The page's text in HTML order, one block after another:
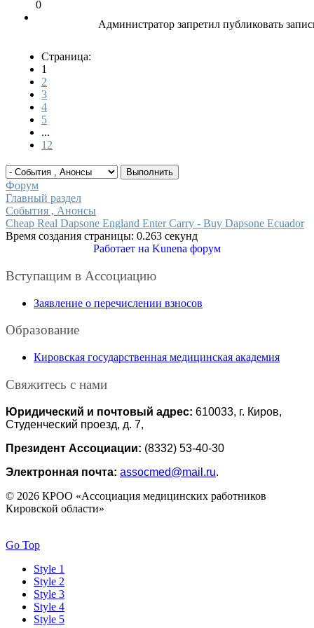
0
Администратор запретил публиковать
Страница:
1
2
3
4
5
...
12
Форум
Главный раздел
События , Анонсы
Cheap Real Dapsone England Enter Carry - Buy Dapsone Ecuador
Время создания страницы: 0.263 секунд
Работает на Kunena форум
Вступащим в Ассоциацию
Заявление о перечислении взносов
Образование
Кировская государственная медицинская академия
Свяжитесь с нами
Юридический и почтовый адрес: 610033, г. Киров,
Студенческий проезд, д. 7,
Президент Ассоциации: (8332) 53-40-30
Электронная почта: assocmed@mail.ru.
© 2026 КРОО «Ассоциация медицинских работников
Кировской области»
Go Top
Style 1
Style 2
Style 3
Style 4
Style 5